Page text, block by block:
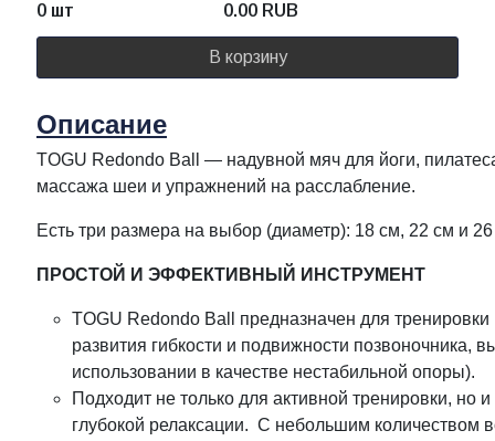
0 шт 0.00 RUB
В корзину
Описание
TOGU Redondo Ball — надувной мяч для йоги,
массажа шеи и упражнений на расслабление.
Есть три размера на выбор (диаметр): 18 см, 22 см и
ПРОСТОЙ И ЭФФЕКТИВНЫЙ ИНСТРУМЕНТ
TOGU Redondo Ball предназначен для
развития гибкости и подвижности позвоночника,
использовании в качестве нестабильной опоры).
Подходит не только для активной тренировки,
глубокой релаксации. С небольшим количеством